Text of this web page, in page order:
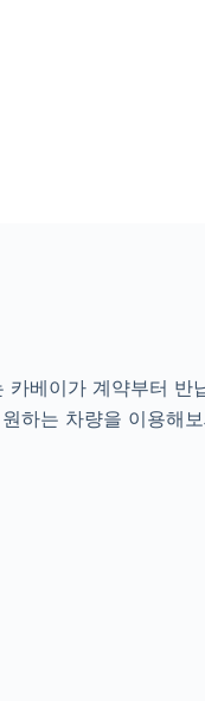
베이가 계약부터 반
하는 차량을 이용해